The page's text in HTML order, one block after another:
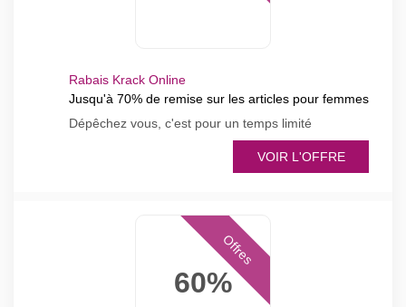
Rabais Krack Online
Jusqu'à 70% de remise sur les articles pour femmes
Dépêchez vous, c'est pour un temps limité
VOIR L'OFFRE
60%
Offres